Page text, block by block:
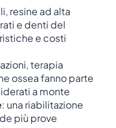
resine ad alta
e denti del
e costi
terapia
ossea fanno parte
a monte
: una riabilitazione
più prove